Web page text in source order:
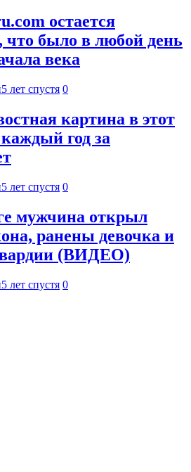
остается
было в любой день
века
5 лет спустя 0
картина в этот
год за
5 лет спустя 0
мужчина открыл
ранены девочка и
(ВИДЕО)
5 лет спустя 0